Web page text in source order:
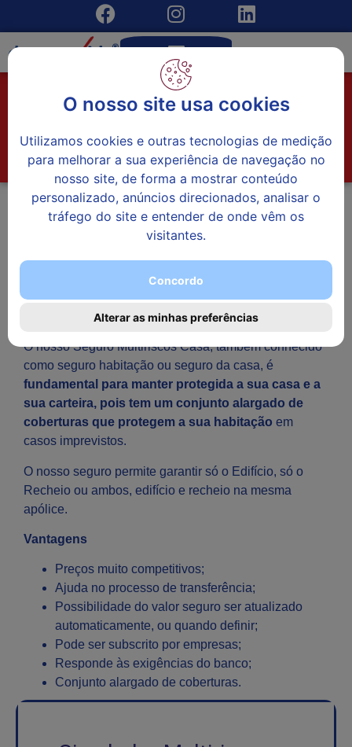
O nosso site usa cookies
Utilizamos cookies e outras tecnologias de medição
para melhorar a sua experiência de navegação no
nosso site, de forma a mostrar conteúdo
personalizado, anúncios direcionados, analisar o
tráfego do site e entender de onde vêm os
visitantes.
Concordo
Alterar as minhas preferências
Seguro Multiriscos
Casa
Início»Seguros Particulares»Seguro Multiriscos Casa
O nosso Seguro Multiriscos Casa, também conhecido
como seguro habitação ou seguro da casa, é
fundamental para manter protegida a sua casa e a
sua carteira, pois tem um conjunto alargado de
coberturas que protegem a sua habitação em
casos imprevistos.
O nosso seguro permite garantir só o Edifício, só o
Recheio ou ambos, edifício e recheio na mesma
apólice.
Vantagens
Preços muito competitivos;
Ajuda no processo de transferência;
Possibilidade do valor seguro ser atualizado
automaticamente, ou quando definir;
Pode ser subscrito por empresas;
Responde às exigências do banco;
Conjunto alargado de coberturas.